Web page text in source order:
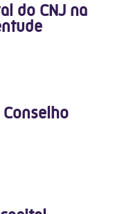
do CNJ na